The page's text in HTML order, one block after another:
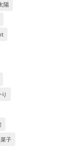
陽
子